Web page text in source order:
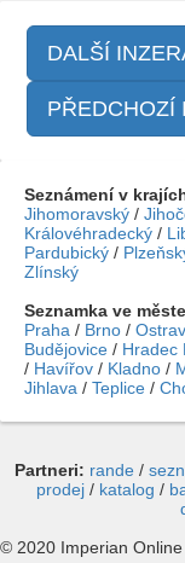
DALŠÍ
PŘEDCHOZÍ
Seznámení v
Jihomoravský /
Královéhradecký /
Pardubický /
Zlínský
Seznamka ve
Praha / Brno /
Budějovice / Hradec
/ Havířov / Kladno /
Jihlava / Teplice /
Partneri: rande/
prodej / katalog /
© 2020 Imperian